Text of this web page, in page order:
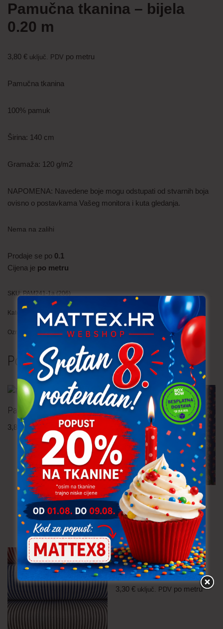
Pamučna tkanina – bijela
0.20 m
3,80 € uključ. PDV po metru
Pamučna tkanina
100% pamuk
Širina: 140 cm
Gramaža: 120 g/m2
NAPOMENA: Navedene boje mogu odstupati od stvarnih boja
ovisno o postavkama Vašeg monitora i kuta gledanja.
Nema na zalihi
Prodaje se po 0.1
Cijena je po metru
SKU: PAM241-1a (206)
Kategorija:Restlovi
Oznaka: pamuk
Povezani proizvodi
Pamučna tkanina – cvijeće
3,80€ uključ. PDV po metru
Pamučna tkanina – roses
4,30€ uključ. PDV po metru
Pamučna tkanina – trokuti
3,30€ uključ. PDV po metru